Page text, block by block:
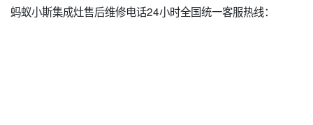
蚂蚁小斯集成灶售后维修电话24小时全国统一客服热线：